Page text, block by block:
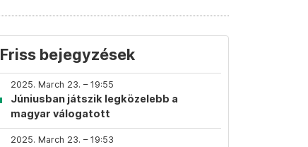
Friss bejegyzések
2025. March 23. – 19:55
Júniusban játszik legközelebb a
magyar válogatott
2025. March 23. – 19:53